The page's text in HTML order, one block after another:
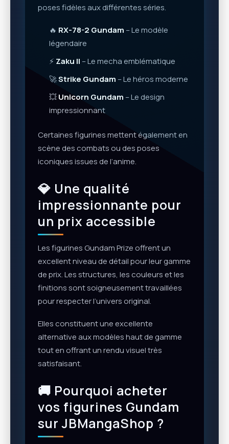
poses fidèles aux différentes séries.
🔥 RX-78-2 Gundam – Le modèle
légendaire
⚡ Zaku II – Le mecha emblématique
🚀Strike Gundam – Le héros moderne
💥Unicorn Gundam – Le design
impressionnant
Certaines figurines mettent également en
scène des combats ou des poses
iconiques issues de l’anime.
💎 Une qualité
impressionnante pour
un prix accessible
Les figurines Gundam Prize offrent un
excellent niveau de détail pour leur gamme
de prix. Les structures, les couleurs et les
finitions sont soigneusement travaillées
pour respecter l’univers original.
Elles constituent une excellente
alternative aux modèles haut de gamme
tout en offrant un rendu visuel très
satisfaisant.
🚚 Pourquoi acheter
vos figurines Gundam
sur JBMangaShop ?